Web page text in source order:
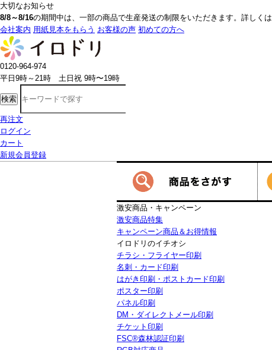
大切なお知らせ
8/8～8/16の期間中は、一部の商品で生産発送の制限をいただきます。詳しくは
会社案内 用紙見本をもらう お客様の声 初めての方へ
0120-964-974
平日9時～21時 土日祝 9時〜19時
検索
再注文
ログイン
カート
新規会員登録
激安商品・キャンペーン
激安商品特集
キャンペーン商品＆お得情報
イロドリのイチオシ
チラシ・フライヤー印刷
名刺・カード印刷
はがき印刷・ポストカード印刷
ポスター印刷
パネル印刷
DM・ダイレクトメール印刷
チケット印刷
FSC®森林認証印刷